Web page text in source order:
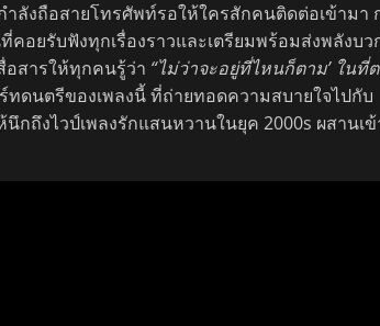
ลังถือสายโทรศัพท์รอให้ใครสักคนติดต่อเข้ามา
คอยรับฟังทุกเรื่องราวและเตรียมพร้อมส่งพลังบว
อสารให้ทุกคนรู้ว่า “ไม่ว่าจะอยู่ที่ไหนก็ตาม’ ในที่
ทดนตรีของเพลงนี้ ที่ถ่ายทอดความสบายใจไปกับ
กถึงไวป์เพลงรักแสนหวานในยุค 2000s ผสานเ